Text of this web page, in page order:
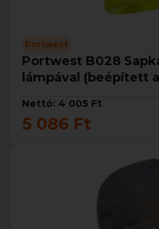
Portwest
Portwest B028
lámpával (beépített
Nettó: 4 005 Ft
5 086 Ft